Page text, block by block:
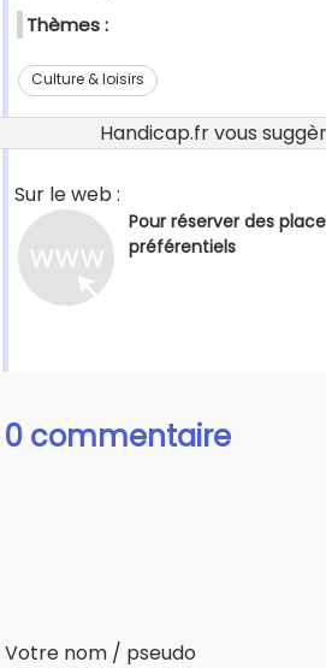
Thèmes :
Culture & loisirs
Handicap.fr vous
Sur le web :
Pour réserver des
préférentiels
0 commentaire
Votre nom / pseudo